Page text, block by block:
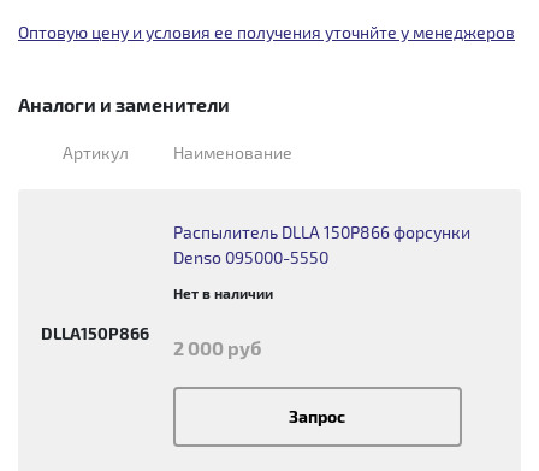
Оптовую цену и условия ее получения уточнйте у менеджеров
Аналоги и заменители
Артикул Наименование
DLLA150P866
Распылитель DLLA 150P866 форсунки
Denso 095000-5550
Нет в наличии
2 000 руб
Запрос